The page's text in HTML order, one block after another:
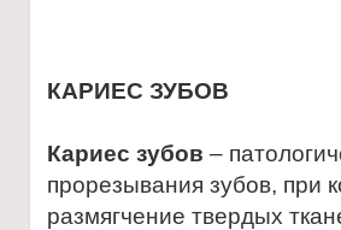
КАРИЕС ЗУБОВ
Кариес зубов –
прорезывания зубов, при
размягчение твердых